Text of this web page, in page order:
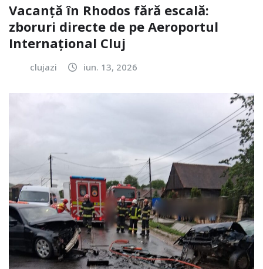
Vacanță în Rhodos fără escală:
zboruri directe de pe Aeroportul
Internațional Cluj
clujazi iun. 13, 2026